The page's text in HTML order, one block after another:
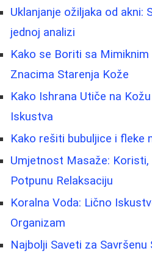
Uklanjanje ožiljaka od akni:
jednoj analizi
Kako se Boriti sa
Znacima Starenja Kože
Kako Ishrana Utiče na
Iskustva
Kako rešiti bubuljice i fleke
Umjetnost Masaže: Koristi,
Potpunu Relaksaciju
Koralna Voda: Lično
Organizam
Najbolji Saveti za Savršenu